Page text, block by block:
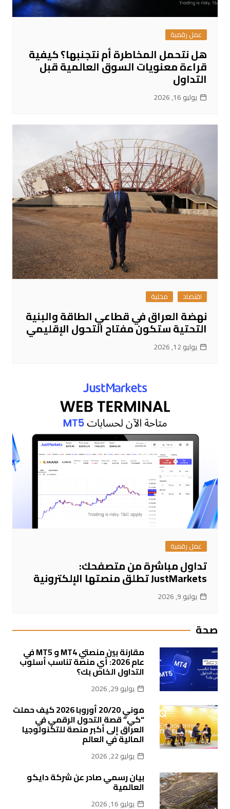
عمل رقمية
هل نتحمل المخاطرة أم نتجنبها؟ كيفية
قراءة معنويات السوق العالمية قبل
التداول
يوليو 16, 2026
اقتصاد محلية
نهضة العراق في قطاعي الطاقة والبنية
التحتية ستكون مفتاح التحول الإقليمي
يوليو 12, 2026
عمل رقمية
تداول مباشرة من متصفحك:
JustMarkets تطلق منصتها الإلكترونية
يوليو 9, 2026
صحة
مقارنة بين منصتي MT4 و MT5 في
عام 2026: أي منصة تناسب أسلوب
التداول الخاص بك؟
يوليو 29, 2026
موني 20/20 أوروبا 2026 كيف حملت
“كي” قصة التحول الرقمي في
العراق إلى أكبر منصة للتكنولوجيا
المالية في العالم
يوليو 22, 2026
بيان رسمي صادر عن شركة دايكو
العالمية
يوليو 16, 2026